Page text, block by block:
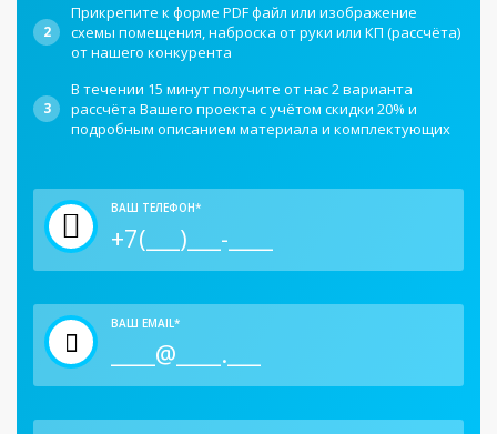
2
Прикрепите к форме PDF файл или изображение
схемы помещения, наброска от руки или КП (рассчёта)
от нашего конкурента
3
В течении 15 минут получите от нас 2 варианта
рассчёта Вашего проекта с учётом скидки 20% и
подробным описанием материала и комплектующих
ВАШ ТЕЛЕФОН*
ВАШ EMAIL*